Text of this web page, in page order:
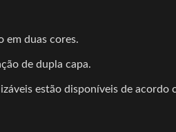
em duas cores.
de dupla capa.
estão disponíveis de acordo